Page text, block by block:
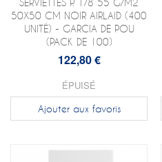
SERVIETTES P. 1/8 55 G/M2
50X50 CM NOIR AIRLAID (400
UNITÉ) - GARCIA DE POU
(PACK DE 100)
122,80 €
ÉPUISÉ
Ajouter aux favoris